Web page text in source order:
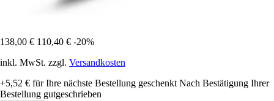
138,00 € 110,40 € -20%
inkl. MwSt. zzgl. Versandkosten
+5,52 € für Ihre nächste Bestellung geschenkt Nach Bestätigung Ihrer
Bestellung gutgeschrieben